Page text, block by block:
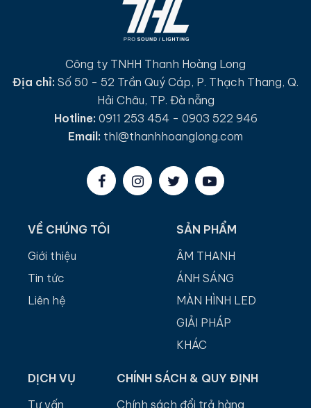
Công ty TNHH Thanh Hoàng Long
Địa chỉ: Số 50 - 52 Trần Quý Cáp, P. Thạch Thang, Q.
Hải Châu, TP. Đà nẵng
Hotline: 0911 253 454 - 0903 522 946
Email: thl@thanhhoanglong.com
VỀ CHÚNG TÔI
Giới thiệu
Tin tức
Liên hệ
SẢN PHẨM
ÂM THANH
ÁNH SÁNG
MÀN HÌNH LED
GIẢI PHÁP
KHÁC
DỊCH VỤ
Tư vấn
CHÍNH SÁCH & QUY ĐỊNH
Chính sách đổi trả hàng